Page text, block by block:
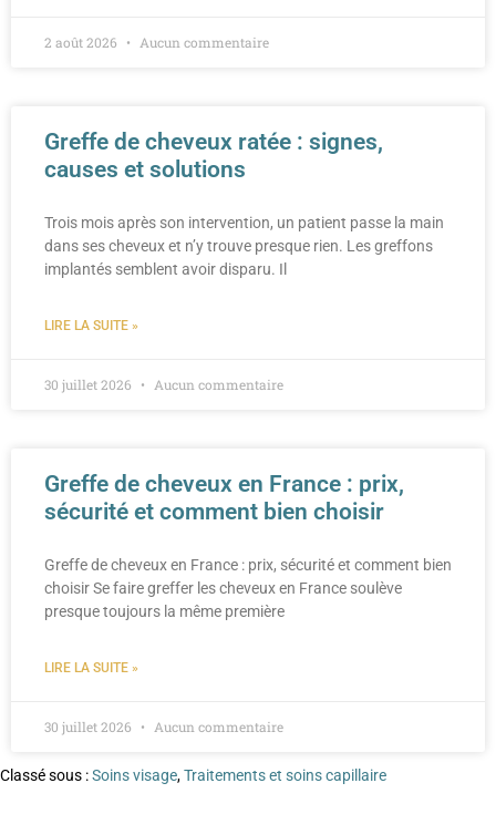
2 août 2026 Aucun commentaire
Greffe de cheveux ratée : signes,
causes et solutions
Trois mois après son intervention, un patient passe la main
dans ses cheveux et n’y trouve presque rien. Les greffons
implantés semblent avoir disparu. Il
LIRE LA SUITE »
30 juillet 2026 Aucun commentaire
Greffe de cheveux en France : prix,
sécurité et comment bien choisir
Greffe de cheveux en France : prix, sécurité et comment bien
choisir Se faire greffer les cheveux en France soulève
presque toujours la même première
LIRE LA SUITE »
30 juillet 2026 Aucun commentaire
Classé sous :Soins visage,Traitements et soins capillaire